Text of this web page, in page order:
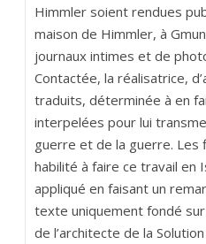
Himmler soient rendues
maison de Himmler, à
journaux intimes et de
Contactée, la réalisatrice,
traduits, déterminée à en
interpelées pour lui
guerre et de la guerre.
habilité à faire ce travail en
appliqué en faisant un
texte uniquement fondé
de l’architecte de la